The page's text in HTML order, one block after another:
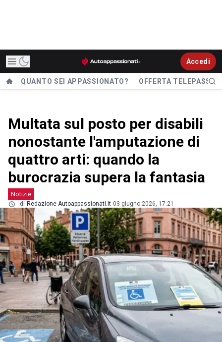
Accedi
QUANTO SEI APPASSIONATO? OFFERTA TELEPASS
Multata sul posto per disabili
nonostante l'amputazione di
quattro arti: quando la
burocrazia supera la fantasia
Notizie
di Redazione Autoappassionati.it 03 giugno 2026, 17.21